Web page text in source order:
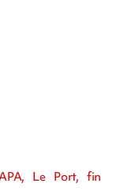
Le Port, fin